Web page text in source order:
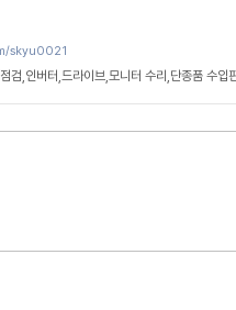
skyu0021
검,인버터,드라이브,모니터 수리,단종품 수입